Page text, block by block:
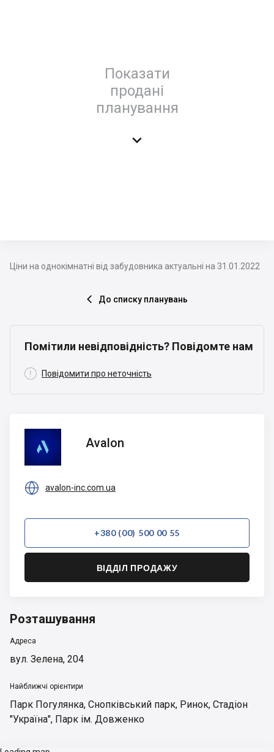
Показати
продані
планування

Ціни на однокімнатні від забудовника актуальні на 31.01.2022
 До списку планувань
Помітили невідповідність? Повідомте нам
 Повідомити про неточність
Avalon
 avalon-inc.com.ua
+380 (00) 500 00 55
ВІДДІЛ ПРОДАЖУ
Розташування
Адреса
вул. Зелена, 204
Найближчі орієнтири
Парк Погулянка, Снопківський парк, Ринок, Стадіон
"Україна", Парк ім. Довженко